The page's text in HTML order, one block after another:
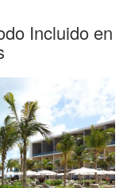
Incluido en